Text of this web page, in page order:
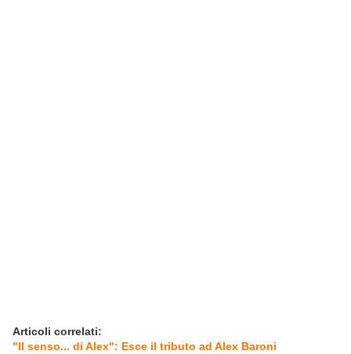
Articoli correlati:
"Il senso... di Alex": Esce il tributo ad Alex Baroni